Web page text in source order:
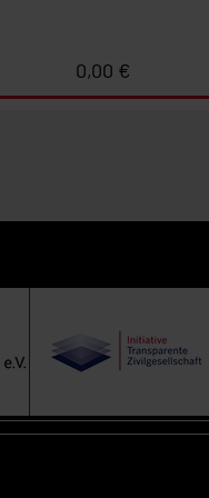
0,00 €